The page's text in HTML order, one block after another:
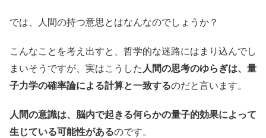
では、人間の持つ意思とはなんなのでしょうか？
こんなことを考え出すと、哲学的な迷路にはまり込んでし
まいそうですが、実はこうした 人間の思考のゆらぎは、量
子力学の確率論による計算と一致するのだと言います。
人間の意識は、脳内で起きる何らかの量子的効果によって
生じている可能性があるのです。